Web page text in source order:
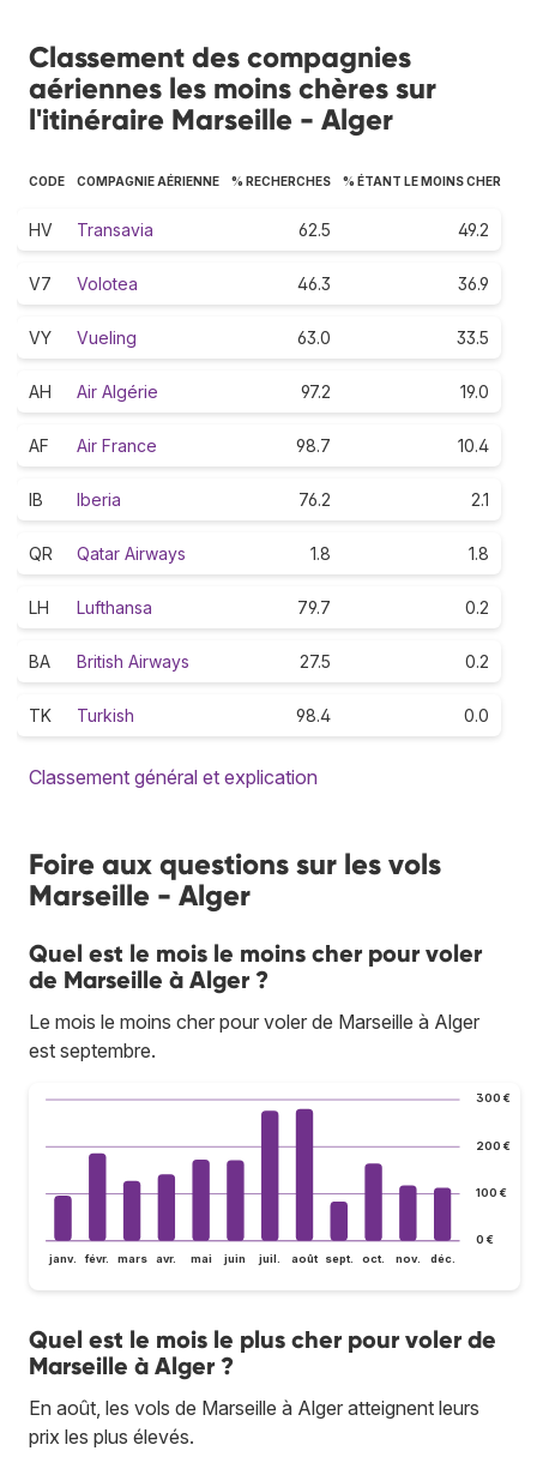
Classement des compagnies
aériennes les moins chères sur
l'itinéraire Marseille - Alger
CODE COMPAGNIE AÉRIENNE % RECHERCHES % ÉTANT LE MOINS CHER
HV Transavia 62.5 49.2
V7 Volotea 46.3 36.9
VY Vueling 63.0 33.5
AH Air Algérie 97.2 19.0
AF Air France 98.7 10.4
IB Iberia 76.2 2.1
QR Qatar Airways 1.8 1.8
LH Lufthansa 79.7 0.2
BA British Airways 27.5 0.2
TK Turkish 98.4 0.0
Classement général et explication
Foire aux questions sur les vols
Marseille - Alger
Quel est le mois le moins cher pour voler
de Marseille à Alger ?
Le mois le moins cher pour voler de Marseille à Alger
est septembre.
0 €
100 €
200 €
300 €
janv. févr. mars avr. mai juin juil. août sept. oct. nov. déc.
Quel est le mois le plus cher pour voler de
Marseille à Alger ?
En août, les vols de Marseille à Alger atteignent leurs
prix les plus élevés.